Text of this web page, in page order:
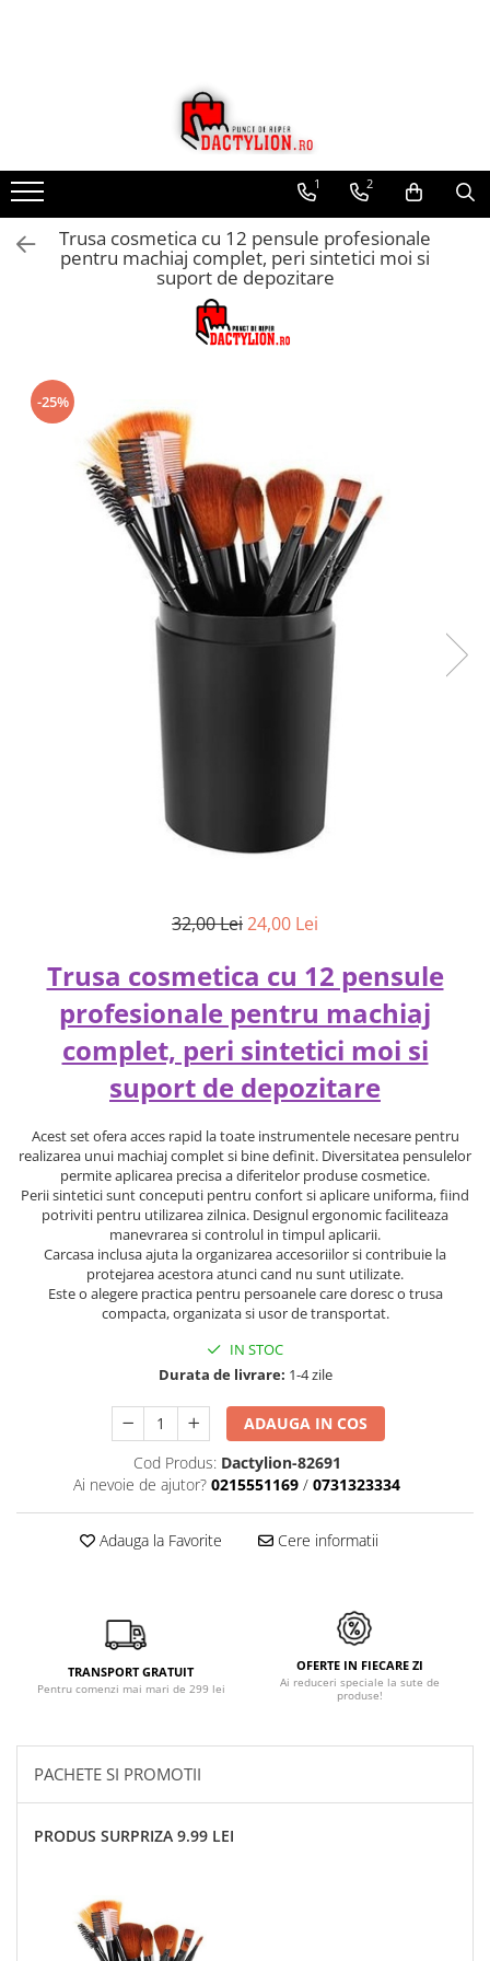
1 2
Trusa cosmetica cu 12 pensule profesionale
pentru machiaj complet, peri sintetici moi si
suport de depozitare
-25%
32,00 Lei24,00 Lei
Trusa cosmetica cu 12 pensule
profesionale pentru machiaj
complet, peri sintetici moi si
suport de depozitare
Acest set ofera acces rapid la toate instrumentele necesare pentru
realizarea unui machiaj complet si bine definit. Diversitatea pensulelor
permite aplicarea precisa a diferitelor produse cosmetice.
Perii sintetici sunt conceputi pentru confort si aplicare uniforma, fiind
potriviti pentru utilizarea zilnica. Designul ergonomic faciliteaza
manevrarea si controlul in timpul aplicarii.
Carcasa inclusa ajuta la organizarea accesoriilor si contribuie la
protejarea acestora atunci cand nu sunt utilizate.
Este o alegere practica pentru persoanele care doresc o trusa
compacta, organizata si usor de transportat.
IN STOC
Durata de livrare: 1-4 zile
ADAUGA IN COS
Cod Produs: Dactylion-82691
Ai nevoie de ajutor? 0215551169 / 0731323334
Adauga la Favorite Cere informatii
TRANSPORT GRATUIT
Pentru comenzi mai mari de 299 lei
OFERTE IN FIECARE ZI
Ai reduceri speciale la sute de
produse!
PACHETE SI PROMOTII
PRODUS SURPRIZA 9.99 LEI